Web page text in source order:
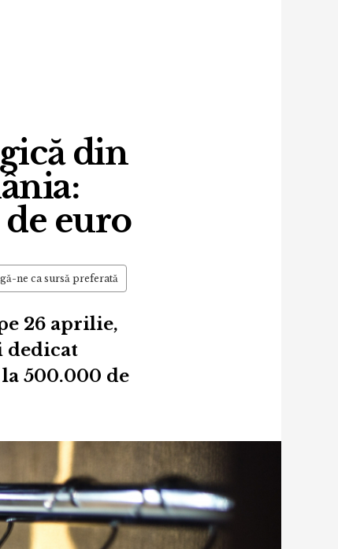
din
euro
ne ca sursă preferată
26 aprilie,
dedicat
500.000 de